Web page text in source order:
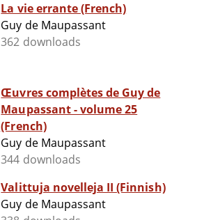
La vie errante (French)
Guy de Maupassant
362 downloads
Œuvres complètes de Guy de
Maupassant - volume 25
(French)
Guy de Maupassant
344 downloads
Valittuja novelleja II (Finnish)
Guy de Maupassant